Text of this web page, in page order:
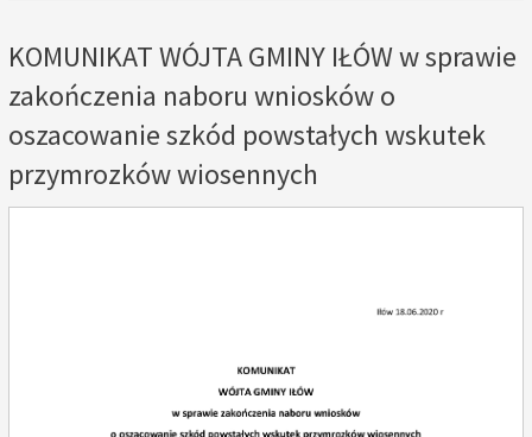
KOMUNIKAT WÓJTA GMINY IŁÓW w sprawie
zakończenia naboru wniosków o
oszacowanie szkód powstałych wskutek
przymrozków wiosennych